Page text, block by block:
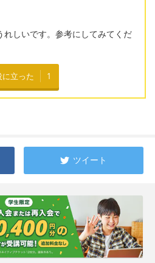
れしいです。参考にしてみてくだ
に立った 1
ツイート